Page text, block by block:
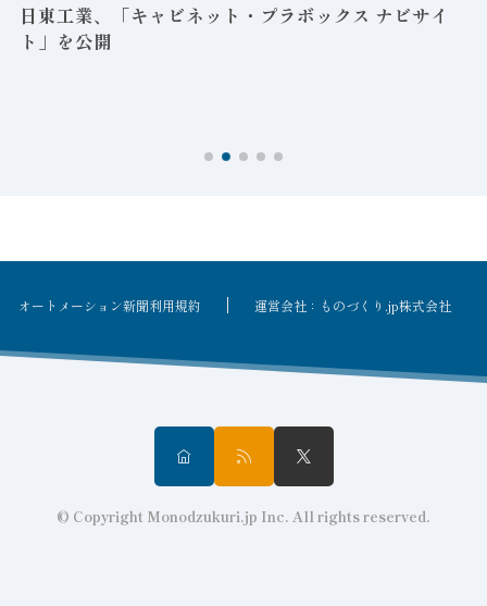
日東工業、「キャビネット・プラボックス ナビサイ
ト」を公開
オートメーション新聞利用規約 運営会社：ものづくり.jp株式会社
© Copyright Monodzukuri.jp Inc. All rights reserved.